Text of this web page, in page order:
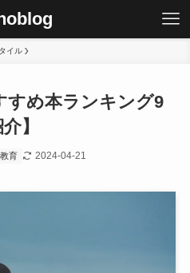
イル
すめ本ランキング9
】
教育 2024-04-21